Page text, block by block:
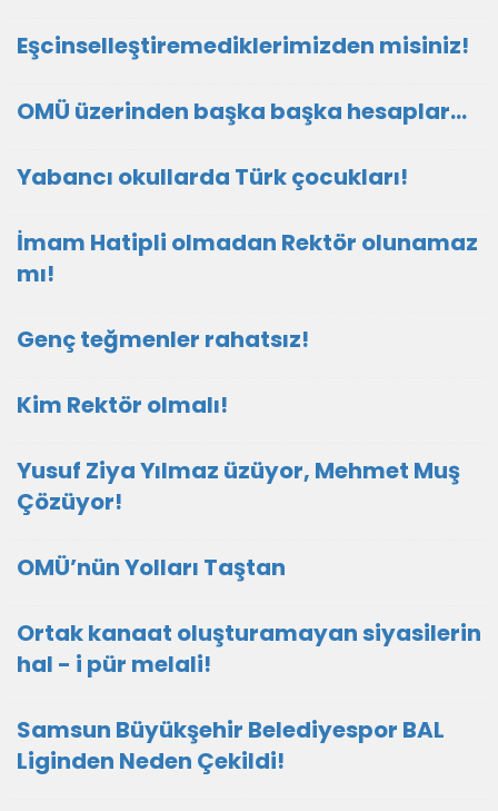
Eşcinselleştiremediklerimizden misiniz!
OMÜ üzerinden başka başka hesaplar…
Yabancı okullarda Türk çocukları!
İmam Hatipli olmadan Rektör olunamaz
mı!
Genç teğmenler rahatsız!
Kim Rektör olmalı!
Yusuf Ziya Yılmaz üzüyor, Mehmet Muş
Çözüyor!
OMÜ’nün Yolları Taştan
Ortak kanaat oluşturamayan siyasilerin
hal - i pür melali!
Samsun Büyükşehir Belediyespor BAL
Liginden Neden Çekildi!